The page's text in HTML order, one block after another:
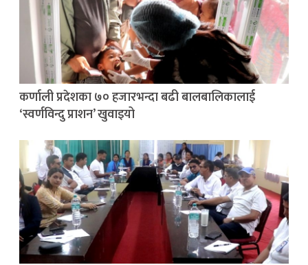
कर्णाली प्रदेशका ७० हजारभन्दा बढी बालबालिकालाई
‘स्वर्णविन्दु प्राशन’ खुवाइयो